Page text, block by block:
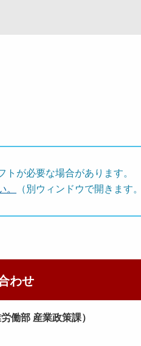
が必要な場合があります。
。
（別ウィンドウで開きます。
わせ
働部 産業政策課）